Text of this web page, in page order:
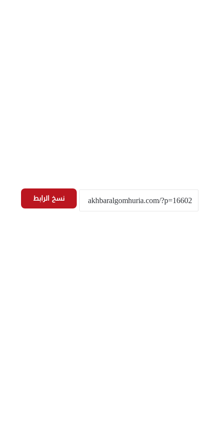
نسخ الرابط